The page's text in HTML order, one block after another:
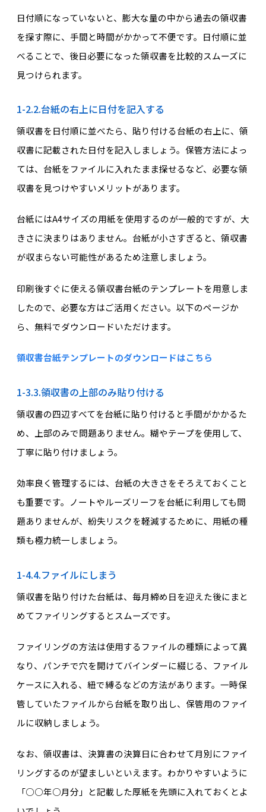
日付順になっていないと、膨大な量の中から過去の領収書
を探す際に、手間と時間がかかって不便です。日付順に並
べることで、後日必要になった領収書を比較的スムーズに
見つけられます。
1-2.2.台紙の右上に日付を記入する
領収書を日付順に並べたら、貼り付ける台紙の右上に、領
収書に記載された日付を記入しましょう。保管方法によっ
ては、台紙をファイルに入れたまま探せるなど、必要な領
収書を見つけやすいメリットがあります。
台紙にはA4サイズの用紙を使用するのが一般的ですが、大
きさに決まりはありません。台紙が小さすぎると、領収書
が収まらない可能性があるため注意しましょう。
印刷後すぐに使える領収書台紙のテンプレートを用意しま
したので、必要な方はご活用ください。以下のページか
ら、無料でダウンロードいただけます。
領収書台紙テンプレートのダウンロードはこちら
1-3.3.領収書の上部のみ貼り付ける
領収書の四辺すべてを台紙に貼り付けると手間がかかるた
め、上部のみで問題ありません。糊やテープを使用して、
丁寧に貼り付けましょう。
効率良く管理するには、台紙の大きさをそろえておくこと
も重要です。ノートやルーズリーフを台紙に利用しても問
題ありませんが、紛失リスクを軽減するために、用紙の種
類も極力統一しましょう。
1-4.4.ファイルにしまう
領収書を貼り付けた台紙は、毎月締め日を迎えた後にまと
めてファイリングするとスムーズです。
ファイリングの方法は使用するファイルの種類によって異
なり、パンチで穴を開けてバインダーに綴じる、ファイル
ケースに入れる、紐で縛るなどの方法があります。一時保
管していたファイルから台紙を取り出し、保管用のファイ
ルに収納しましょう。
なお、領収書は、決算書の決算日に合わせて月別にファイ
リングするのが望ましいといえます。わかりやすいように
「○○年○月分」と記載した厚紙を先頭に入れておくとよ